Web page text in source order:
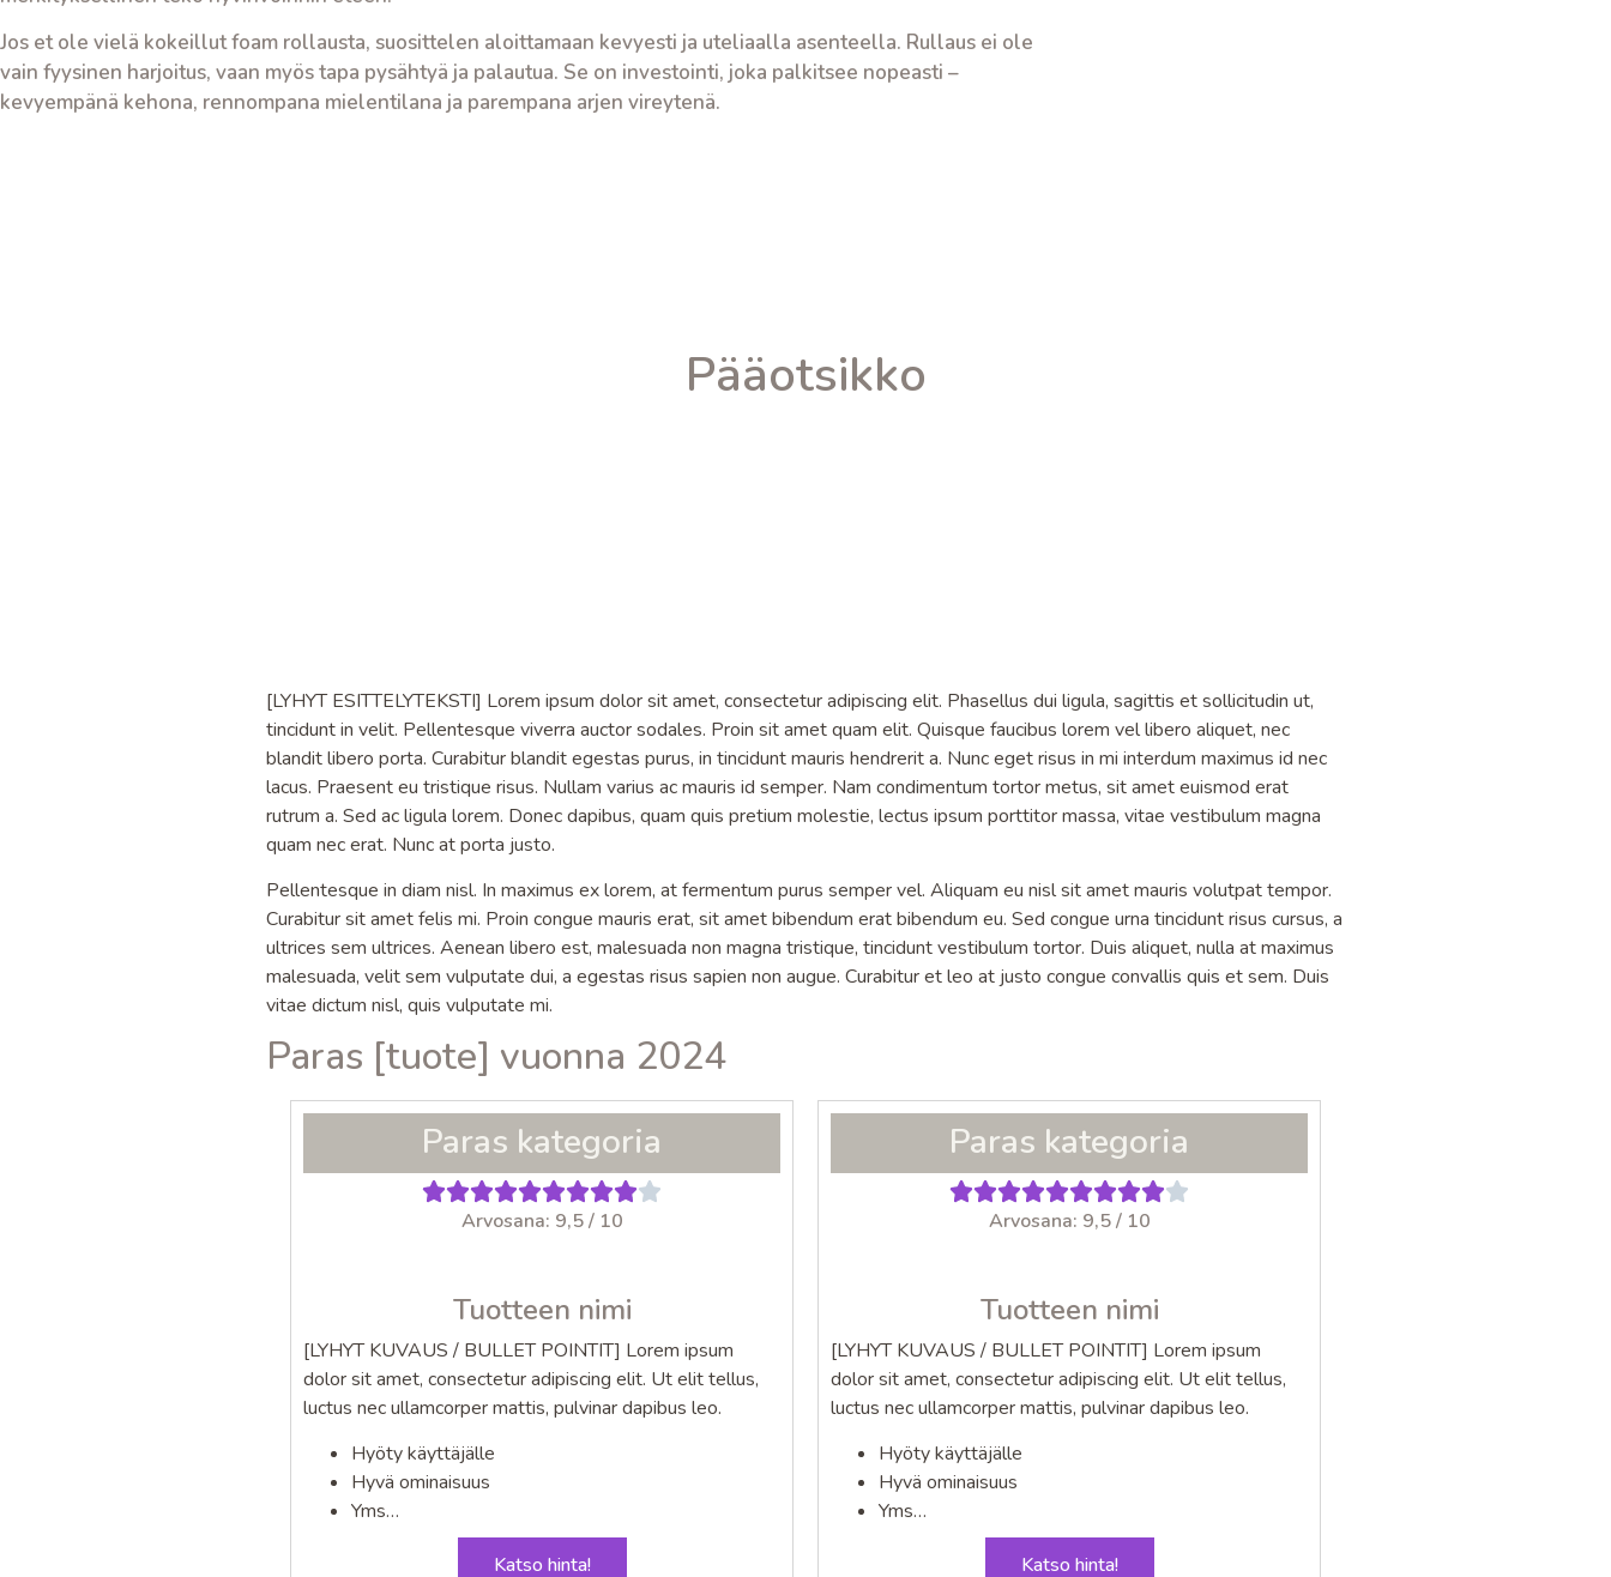
Jos et ole vielä kokeillut foam rollausta, suosittelen aloittamaan kevyesti ja uteliaalla asenteella. Rullaus ei ole
vain fyysinen harjoitus, vaan myös tapa pysähtyä ja palautua. Se on investointi, joka palkitsee nopeasti –
kevyempänä kehona, rennompana mielentilana ja parempana arjen vireytenä.
Pääotsikko
[LYHYT ESITTELYTEKSTI] Lorem ipsum dolor sit amet, consectetur adipiscing elit. Phasellus dui ligula, sagittis et sollicitudin ut,
tincidunt in velit. Pellentesque viverra auctor sodales. Proin sit amet quam elit. Quisque faucibus lorem vel libero aliquet, nec
blandit libero porta. Curabitur blandit egestas purus, in tincidunt mauris hendrerit a. Nunc eget risus in mi interdum maximus id nec
lacus. Praesent eu tristique risus. Nullam varius ac mauris id semper. Nam condimentum tortor metus, sit amet euismod erat
rutrum a. Sed ac ligula lorem. Donec dapibus, quam quis pretium molestie, lectus ipsum porttitor massa, vitae vestibulum magna
quam nec erat. Nunc at porta justo.
Pellentesque in diam nisl. In maximus ex lorem, at fermentum purus semper vel. Aliquam eu nisl sit amet mauris volutpat tempor.
Curabitur sit amet felis mi. Proin congue mauris erat, sit amet bibendum erat bibendum eu. Sed congue urna tincidunt risus cursus, a
ultrices sem ultrices. Aenean libero est, malesuada non magna tristique, tincidunt vestibulum tortor. Duis aliquet, nulla at maximus
malesuada, velit sem vulputate dui, a egestas risus sapien non augue. Curabitur et leo at justo congue convallis quis et sem. Duis
vitae dictum nisl, quis vulputate mi.
Paras [tuote] vuonna 2024
Paras kategoria
Arvosana: 9,5 / 10
Tuotteen nimi
[LYHYT KUVAUS / BULLET POINTIT] Lorem ipsum
dolor sit amet, consectetur adipiscing elit. Ut elit tellus,
luctus nec ullamcorper mattis, pulvinar dapibus leo.
Hyöty käyttäjälle
Hyvä ominaisuus
Yms…
Katso hinta!
Paras kategoria
Arvosana: 9,5 / 10
Tuotteen nimi
[LYHYT KUVAUS / BULLET POINTIT] Lorem ipsum
dolor sit amet, consectetur adipiscing elit. Ut elit tellus,
luctus nec ullamcorper mattis, pulvinar dapibus leo.
Hyöty käyttäjälle
Hyvä ominaisuus
Yms…
Katso hinta!